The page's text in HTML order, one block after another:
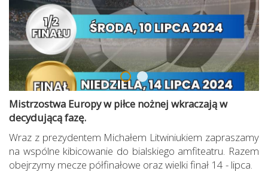
Mistrzostwa Europy w piłce nożnej wkraczają w
decydującą fazę.
Wraz z prezydentem Michałem Litwiniukiem zapraszamy
na wspólne kibicowanie do bialskiego amfiteatru. Razem
obejrzymy mecze półfinałowe oraz wielki finał 14 - lipca.